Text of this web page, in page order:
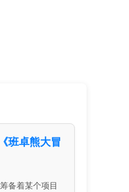
班卓熊大冒
备着某个项目